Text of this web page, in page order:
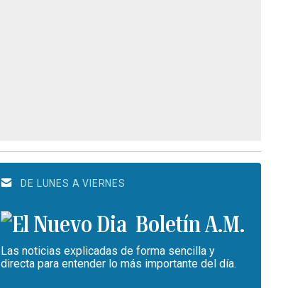
DE LUNES A VIERNES
Boletín A.M.
Las noticias explicadas de forma sencilla y
directa para entender lo más importante del día.